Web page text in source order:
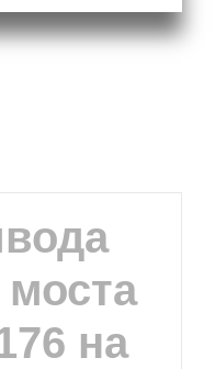
моста
на